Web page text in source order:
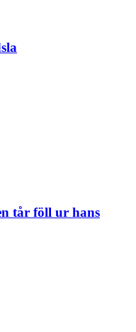
tår föll ur hans